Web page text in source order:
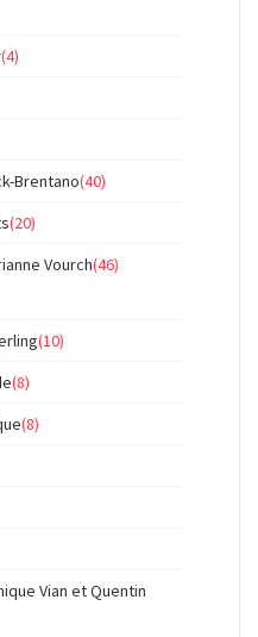
(4)
Brentano(40)
(20)
Vourch(46)
(10)
(8)
(8)
Vian et Quentin